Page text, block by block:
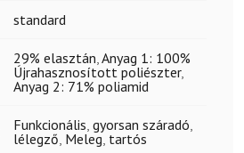
standard
29% elasztán,Anyag 1: 100%
Újrahasznosított poliészter,
Anyag 2: 71% poliamid
Funkcionális, gyorsan száradó,
lélegző, Meleg, tartós